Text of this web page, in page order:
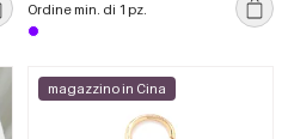
Ordine min. di 1 pz.
magazzino in Cina